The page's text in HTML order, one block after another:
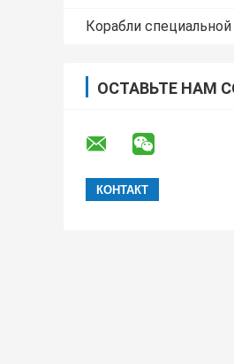
Корабли
ОСТАВЬТЕ НАМ